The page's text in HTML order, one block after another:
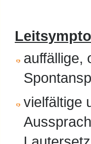
auffällige,
vielfältige